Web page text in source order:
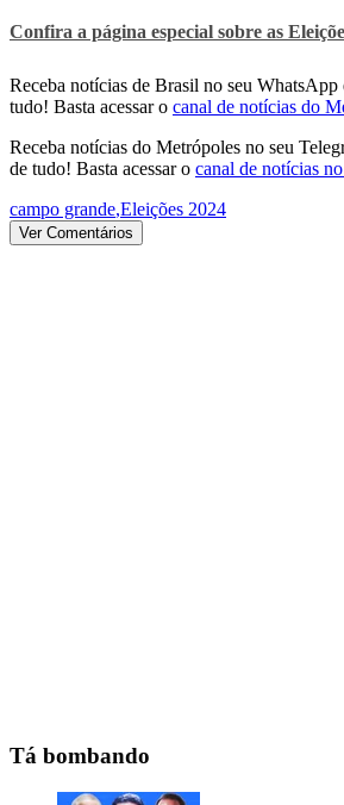
Confira a página especial sobre as
Receba notícias de Brasil no seu
tudo! Basta acessar o canal de notícias do
Receba notícias do Metrópoles no seu
de tudo! Basta acessar o canal de notícias
campo grande,Eleições 2024
Ver Comentários
Tá bombando